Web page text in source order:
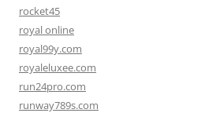
rocket45
royal online
royal99y.com
royaleluxee.com
run24pro.com
runway789s.com